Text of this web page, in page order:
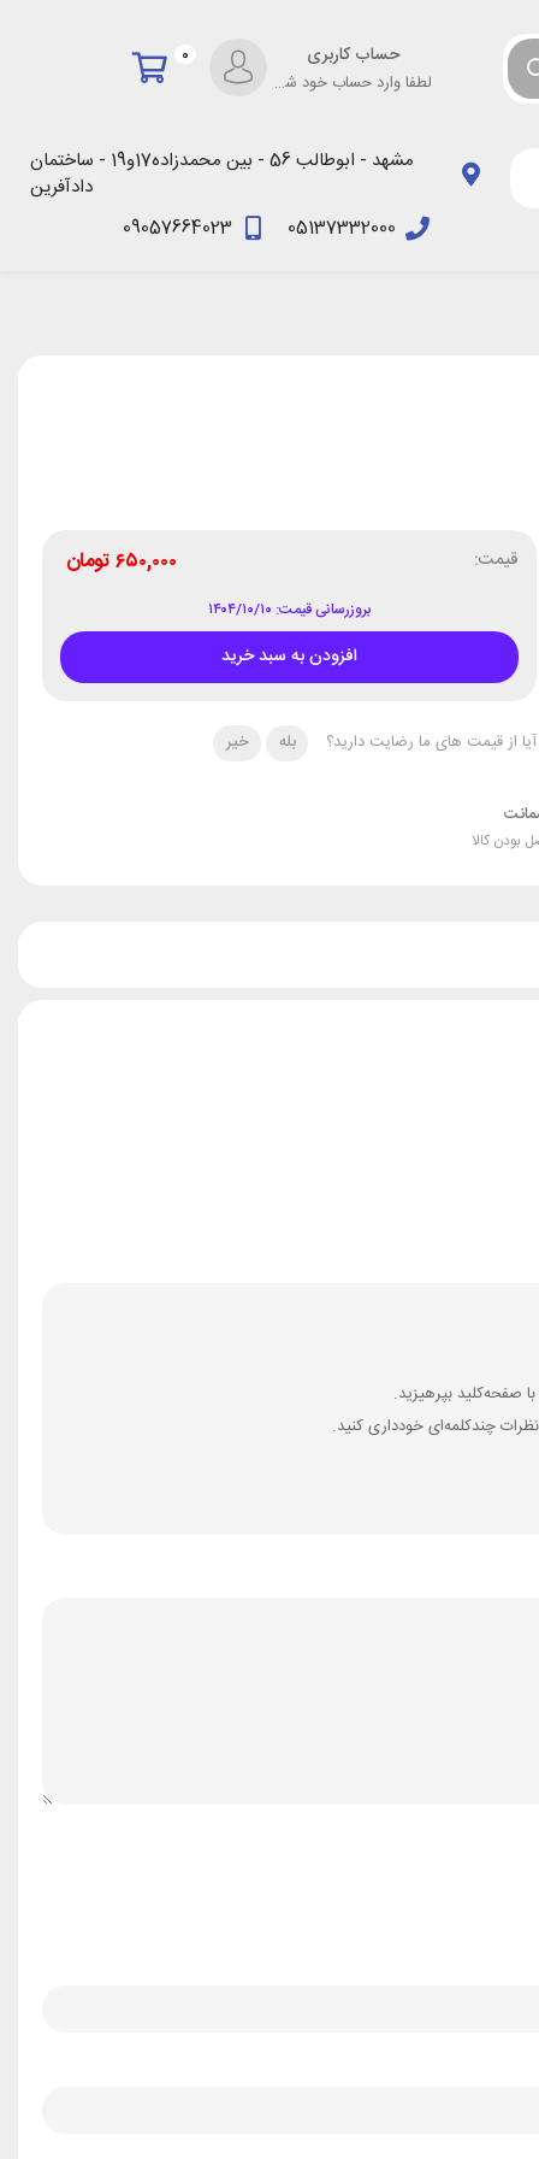
حساب کاربری
لطفا وارد حساب خود شوید!
0
مشهد - ابوطالب 56 - بین محمدزاده17و19 - ساختمان
دادآفرین
05137332000
09057664023
قیمت: تومان۶۵۰,۰۰۰
بروزرسانی قیمت: ۱۴۰۴/۱۰/۱۰
افزودن به سبد خرید
آیا از قیمت های ما رضایت دارید؟ بله خیر
بودن کالا
چندکلمه‌‌ای خودداری کنید.